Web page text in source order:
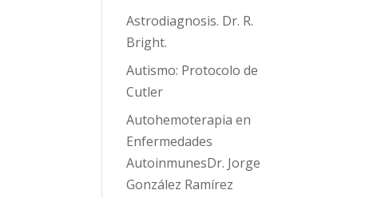
Astrodiagnosis. Dr. R.
Bright.
Autismo: Protocolo de
Cutler
Autohemoterapia en
Enfermedades
AutoinmunesDr. Jorge
González Ramírez